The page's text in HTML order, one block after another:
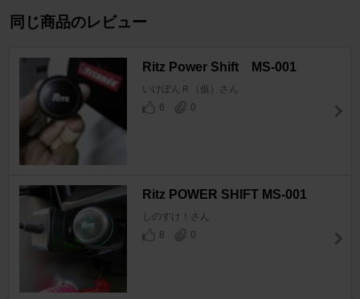
同じ商品のレビュー
Ritz Power Shift MS-001
いけぽんＲ（仮）さん
6
0
Ritz POWER SHIFT MS-001
しのすけ！さん
8
0